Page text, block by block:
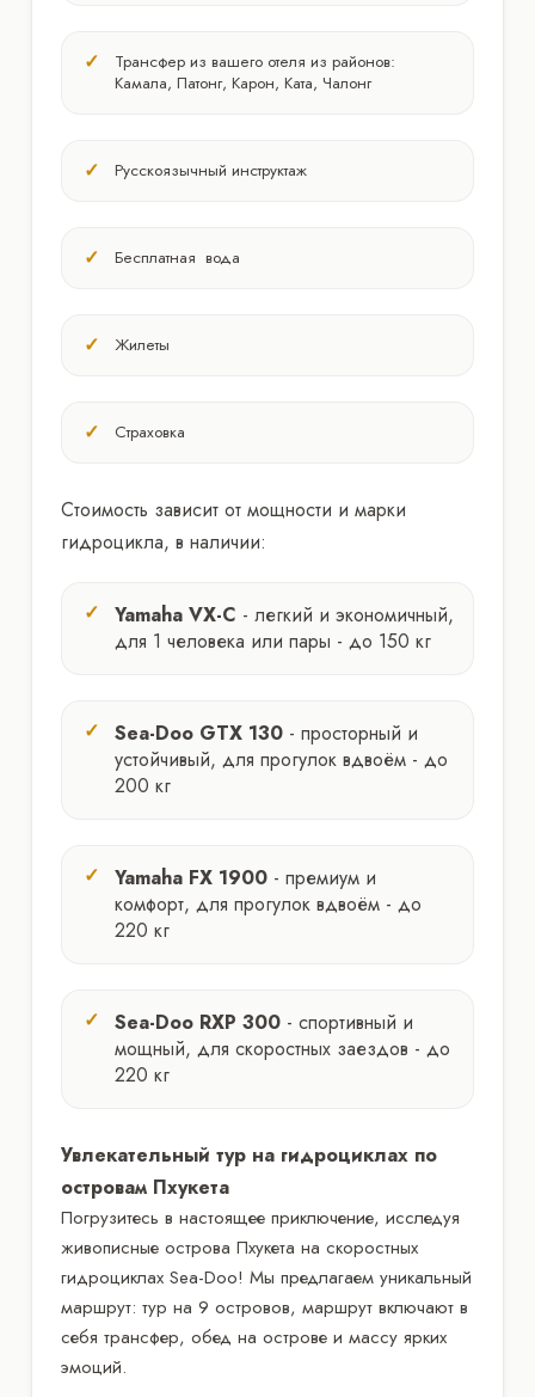
Трансфер из вашего отеля из районов:
Камала, Патонг, Карон, Ката, Чалонг
Русскоязычный инструктаж
Бесплатная вода
Жилеты
Страховка
Стоимость зависит от мощности и марки
гидроцикла, в наличии:
Yamaha VX-C - легкий и экономичный,
для 1 человека или пары - до 150 кг
Sea-Doo GTX 130 - просторный и
устойчивый, для прогулок вдвоём - до
200 кг
Yamaha FX 1900 - премиум и
комфорт, для прогулок вдвоём - до
220 кг
Sea-Doo RXP 300 - спортивный и
мощный, для скоростных заездов - до
220 кг
Увлекательный тур на гидроциклах по
островам Пхукета
Погрузитесь в настоящее приключение, исследуя
живописные острова Пхукета на скоростных
гидроциклах Sea-Doo! Мы предлагаем уникальный
маршрут: тур на 9 островов, маршрут включают в
себя трансфер, обед на острове и массу ярких
эмоций.